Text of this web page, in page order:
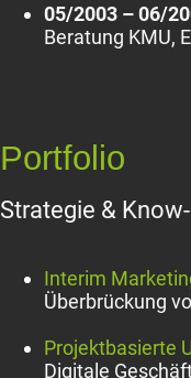
05/2003 – 06/
Beratung KMU,
Portfolio
Strategie &
Interim
Überbrückung
Projektbasierte
Digitale